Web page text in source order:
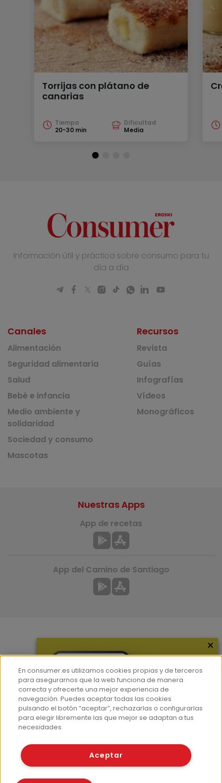
Torrijas con plátano de
canarias
Tiempo
20-30 min
Dificultad
Media
Información útil y práctica sobre consumo para tu
día a día
Canales
Alimentación
Seguridad alimentaria
Salud
Bebé e infancia
Medio ambiente y
solidaridad
Sociedad y consumo
Mascotas
Recursos
Revista
Guías
Infografías
Vídeos
Monográficos
Hemeroteca
Contacto
Prensa
Corpus Lingüístico Consumer
Nuestras Apps
App de recetas
App del Camino de Santiago
© Fundación EROSKI
Políticas de cookies
×
En consumer.es utilizamos cookies propias y de terceros
para asegurarnos que la web funciona de manera
correcta y ofrecerte una mejor experiencia de
navegación. Puedes aceptar todas las cookies
pulsando el botón “aceptar”, rechazarlas o configurarlas
para elegir libremente las que mejor se adaptan a tus
necesidades.
Aceptar